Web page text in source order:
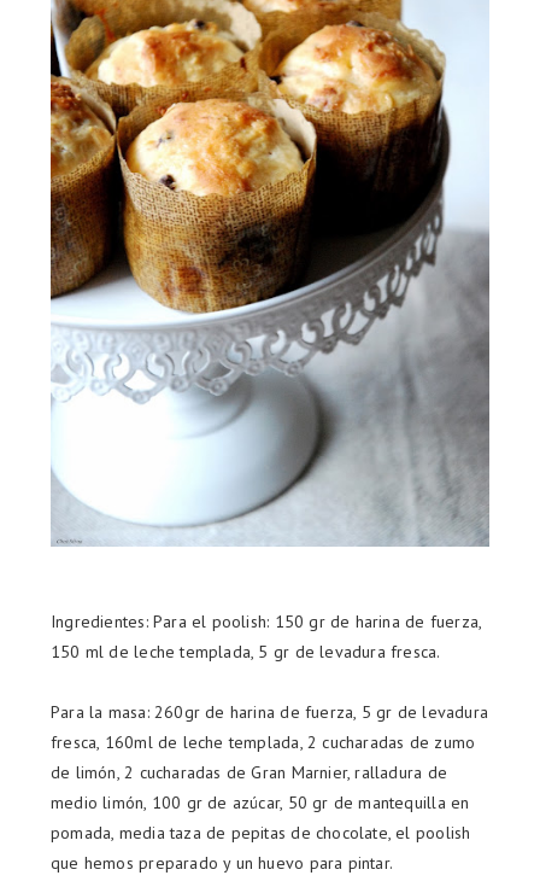
Ingredientes: Para el poolish: 150 gr de harina de fuerza,
150 ml de leche templada, 5 gr de levadura fresca.
Para la masa: 260gr de harina de fuerza, 5 gr de levadura
fresca, 160ml de leche templada, 2 cucharadas de zumo
de limón, 2 cucharadas de Gran Marnier, ralladura de
medio limón, 100 gr de azúcar, 50 gr de mantequilla en
pomada, media taza de pepitas de chocolate, el poolish
que hemos preparado y un huevo para pintar.